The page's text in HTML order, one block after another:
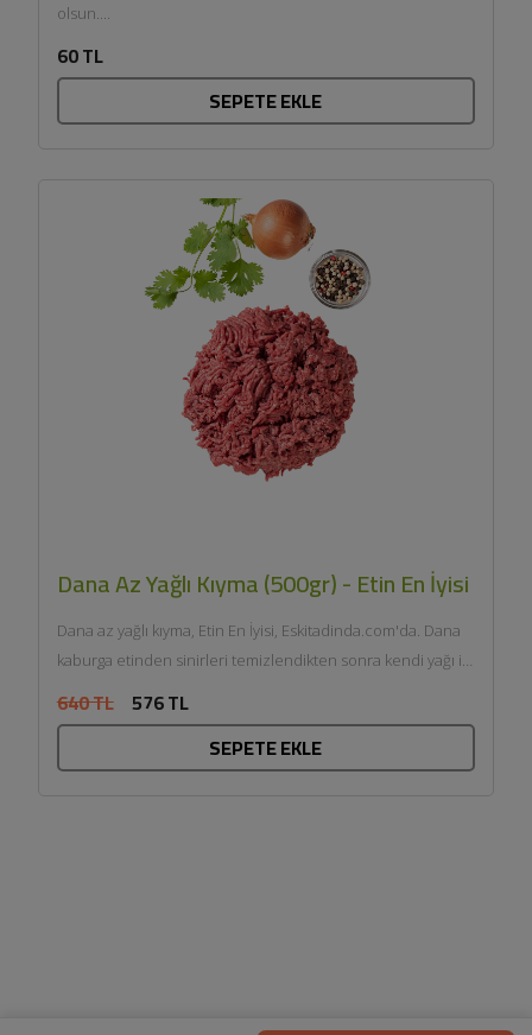
olsun....
60 TL
SEPETE EKLE
Dana Az Yağlı Kıyma (500gr) - Etin En İyisi
Dana az yağlı kıyma, Etin En İyisi, Eskitadinda.com'da. Dana
kaburga etinden sinirleri temizlendikten sonra kendi yağı ile
640 TL 576 TL
SEPETE EKLE